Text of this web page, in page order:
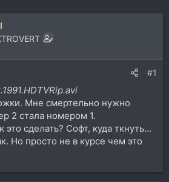
#1
Мне смертельно нужно
2 стала номером 1.
сделать? Софт, куда ткнуть...
Но просто не в курсе чем это